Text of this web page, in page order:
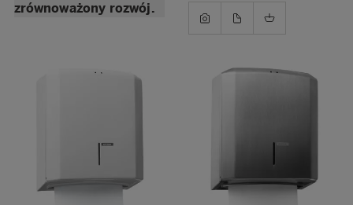
zrównoważony rozwój.